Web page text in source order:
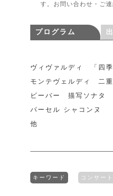
す。お問い合わせ・ご
プログラム
ヴィヴァルディ 「四
モンテヴェルディ 二重
ビーバー 描写ソナタ
パーセル シャコンヌ
他
キーワード コンサート